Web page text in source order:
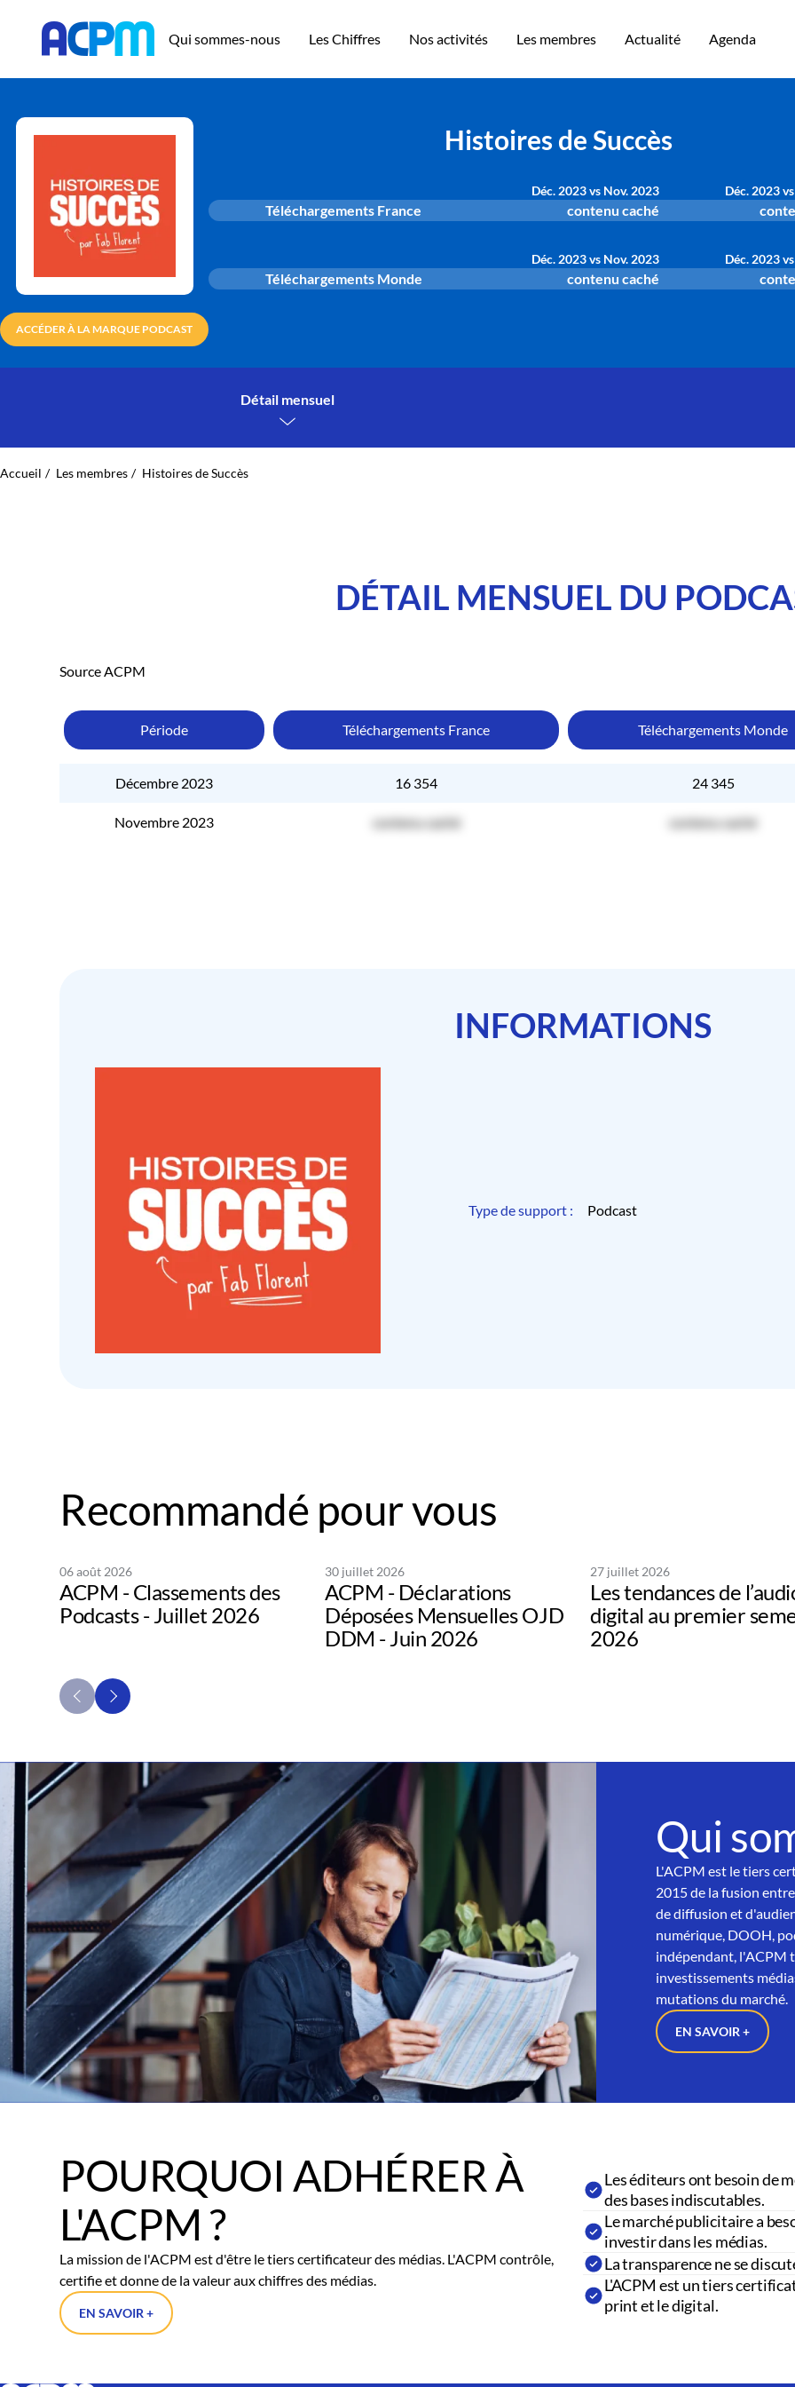
Qui sommes-nous Les Chiffres Nos activités Les membres Actualité Agenda
ACCÉDER À LA MARQUE PODCAST
Histoires de Succès
Déc. 2023 vs Nov. 2023 Déc. 2023
Téléchargements France contenu caché
Déc. 2023 vs Nov. 2023 Déc. 2023
Téléchargements Monde contenu caché
Détail mensuel
Accueil Les membres Histoires de Succès
DÉTAIL MENSUEL DU
Source ACPM
Période Téléchargements France Téléchargements Monde
Décembre 2023 16 354 24 345
Novembre 2023 contenu caché contenu caché
INFORMATIONS
Type de support : Podcast
Recommandé pour vous
06 août 2026
ACPM - Classements des
Podcasts - Juillet 2026
30 juillet 2026
ACPM - Déclarations
Déposées Mensuelles OJD
DDM - Juin 2026
27 juillet 2026
Les tendances de
digital au premier
2026
Qui
L'ACPM est le tiers
2015 de la fusion
de diffusion et
numérique, DOOH,
indépendant, l'ACPM
investissements
mutations du marché.
EN SAVOIR +
POURQUOI ADHÉRER À
L'ACPM ?
La mission de l'ACPM est d'être le tiers certificateur des médias. L'ACPM contrôle,
certifie et donne de la valeur aux chiffres des médias.
EN SAVOIR +
Les éditeurs ont besoin de
des bases indiscutables.
Le marché publicitaire a
investir dans les médias.
La transparence ne se
L'ACPM est un tiers
print et le digital.